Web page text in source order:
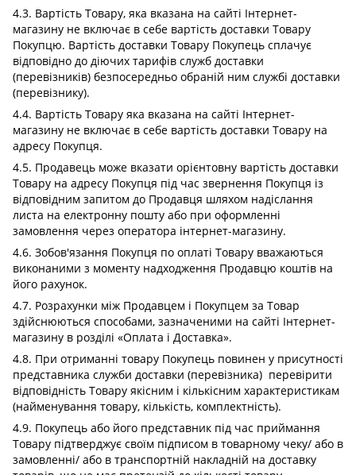
4.3. Вартість Товару, яка вказана на сайті Інтернет-
магазину не включає в себе вартість доставки Товару
Покупцю. Вартість доставки Товару Покупець сплачує
відповідно до діючих тарифів служб доставки
(перевізників) безпосередньо обраній ним службі доставки
(перевізнику).
4.4. Вартість Товару яка вказана на сайті Інтернет-
магазину не включає в себе вартість доставки Товару на
адресу Покупця.
4.5. Продавець може вказати орієнтовну вартість доставки
Товару на адресу Покупця під час звернення Покупця із
відповідним запитом до Продавця шляхом надіслання
листа на електронну пошту або при оформленні
замовлення через оператора інтернет-магазину.
4.6. Зобов'язання Покупця по оплаті Товару вважаються
виконаними з моменту надходження Продавцю коштів на
його рахунок.
4.7. Розрахунки між Продавцем і Покупцем за Товар
здійснюються способами, зазначеними на сайті Інтернет-
магазину в розділі «Оплата і Доставка».
4.8. При отриманні товару Покупець повинен у присутності
представника служби доставки (перевізника) перевірити
відповідність Товару якісним і кількісним характеристикам
(найменування товару, кількість, комплектність).
4.9. Покупець або його представник під час приймання
Товару підтверджує своїм підписом в товарному чеку/ або в
замовленні/ або в транспортній накладній на доставку